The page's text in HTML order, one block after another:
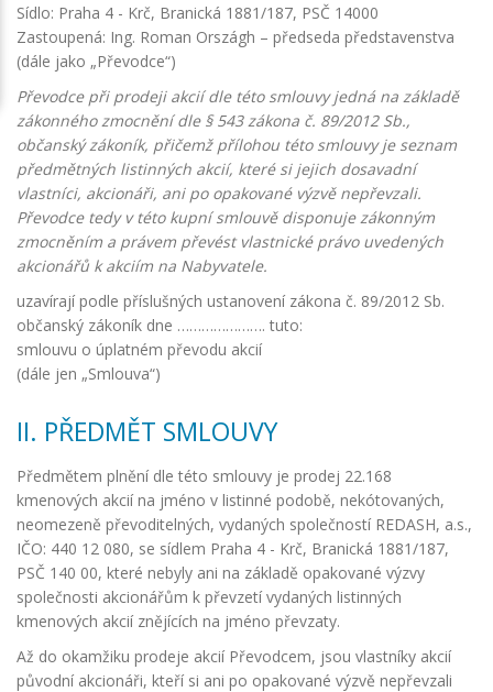
Sídlo: Praha 4 - Krč, Branická 1881/187, PSČ 14000
Zastoupená: Ing. Roman Országh – předseda představenstva
(dále jako „Převodce“)
Převodce při prodeji akcií dle této smlouvy jedná na základě
zákonného zmocnění dle § 543 zákona č. 89/2012 Sb.,
občanský zákoník, přičemž přílohou této smlouvy je seznam
předmětných listinných akcií, které si jejich dosavadní
vlastníci, akcionáři, ani po opakované výzvě nepřevzali.
Převodce tedy v této kupní smlouvě disponuje zákonným
zmocněním a právem převést vlastnické právo uvedených
akcionářů k akciím na Nabyvatele.
uzavírají podle příslušných ustanovení zákona č. 89/2012 Sb.
občanský zákoník dne …………………. tuto:
smlouvu o úplatném převodu akcií
(dále jen „Smlouva“)
II. PŘEDMĚT SMLOUVY
Předmětem plnění dle této smlouvy je prodej 22.168
kmenových akcií na jméno v listinné podobě, nekótovaných,
neomezeně převoditelných, vydaných společností REDASH, a.s.,
IČO: 440 12 080, se sídlem Praha 4 - Krč, Branická 1881/187,
PSČ 140 00, které nebyly ani na základě opakované výzvy
společnosti akcionářům k převzetí vydaných listinných
kmenových akcií znějících na jméno převzaty.
Až do okamžiku prodeje akcií Převodcem, jsou vlastníky akcií
původní akcionáři, kteří si ani po opakované výzvě nepřevzali